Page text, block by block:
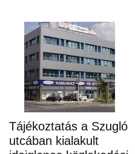
Tájékoztatás a Szugló
utcában kialakult